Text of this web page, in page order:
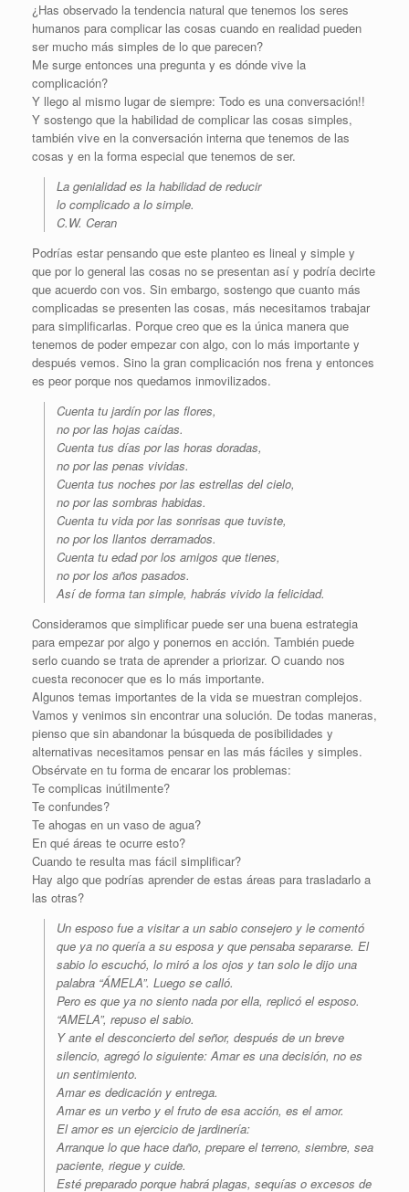
¿Has observado la tendencia natural que tenemos los seres
humanos para complicar las cosas cuando en realidad pueden
ser mucho más simples de lo que parecen?
Me surge entonces una pregunta y es dónde vive la
complicación?
Y llego al mismo lugar de siempre: Todo es una conversación!!
Y sostengo que la habilidad de complicar las cosas simples,
también vive en la conversación interna que tenemos de las
cosas y en la forma especial que tenemos de ser.
La genialidad es la habilidad de reducir
lo complicado a lo simple.
C.W. Ceran
Podrías estar pensando que este planteo es lineal y simple y
que por lo general las cosas no se presentan así y podría decirte
que acuerdo con vos. Sin embargo, sostengo que cuanto más
complicadas se presenten las cosas, más necesitamos trabajar
para simplificarlas. Porque creo que es la única manera que
tenemos de poder empezar con algo, con lo más importante y
después vemos. Sino la gran complicación nos frena y entonces
es peor porque nos quedamos inmovilizados.
Cuenta tu jardín por las flores,
no por las hojas caídas.
Cuenta tus días por las horas doradas,
no por las penas vividas.
Cuenta tus noches por las estrellas del cielo,
no por las sombras habidas.
Cuenta tu vida por las sonrisas que tuviste,
no por los llantos derramados.
Cuenta tu edad por los amigos que tienes,
no por los años pasados.
Así de forma tan simple, habrás vivido la felicidad.
Consideramos que simplificar puede ser una buena estrategia
para empezar por algo y ponernos en acción. También puede
serlo cuando se trata de aprender a priorizar. O cuando nos
cuesta reconocer que es lo más importante.
Algunos temas importantes de la vida se muestran complejos.
Vamos y venimos sin encontrar una solución. De todas maneras,
pienso que sin abandonar la búsqueda de posibilidades y
alternativas necesitamos pensar en las más fáciles y simples.
Obsérvate en tu forma de encarar los problemas:
Te complicas inútilmente?
Te confundes?
Te ahogas en un vaso de agua?
En qué áreas te ocurre esto?
Cuando te resulta mas fácil simplificar?
Hay algo que podrías aprender de estas áreas para trasladarlo a
las otras?
Un esposo fue a visitar a un sabio consejero y le comentó
que ya no quería a su esposa y que pensaba separarse. El
sabio lo escuchó, lo miró a los ojos y tan solo le dijo una
palabra “ÁMELA”. Luego se calló.
Pero es que ya no siento nada por ella, replicó el esposo.
“AMELA”, repuso el sabio.
Y ante el desconcierto del señor, después de un breve
silencio, agregó lo siguiente: Amar es una decisión, no es
un sentimiento.
Amar es dedicación y entrega.
Amar es un verbo y el fruto de esa acción, es el amor.
El amor es un ejercicio de jardinería:
Arranque lo que hace daño, prepare el terreno, siembre, sea
paciente, riegue y cuide.
Esté preparado porque habrá plagas, sequías o excesos de